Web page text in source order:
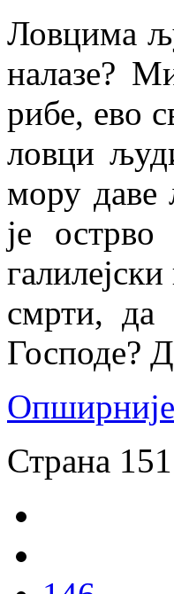
Ловцима
налазе?
рибе, ево
ловци
мору даве
је
смрти,
Господе?
Страна